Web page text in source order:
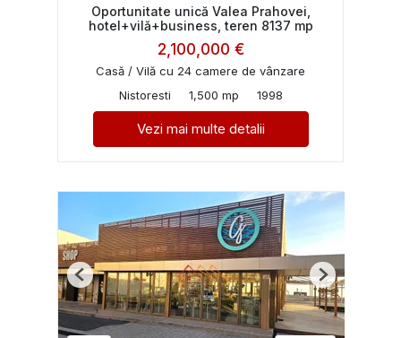
Oportunitate unică Valea Prahovei,
hotel+vilă+business, teren 8137 mp
2,100,000 €
Casă / Vilă cu 24 camere de vânzare
Nistoresti
1,500 mp 1998
Vezi mai multe detalii
Previous Next